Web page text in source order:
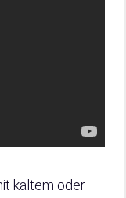
kaltem oder